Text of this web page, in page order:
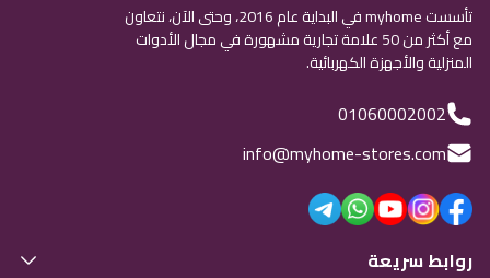
تأسست myhome في البداية عام 2016، وحتى الآن، نتعاون
مع أكثر من 50 علامة تجارية مشهورة في مجال الأدوات
المنزلية والأجهزة الكهربائية.
01060002002
info@myhome-stores.com
روابط سريعة